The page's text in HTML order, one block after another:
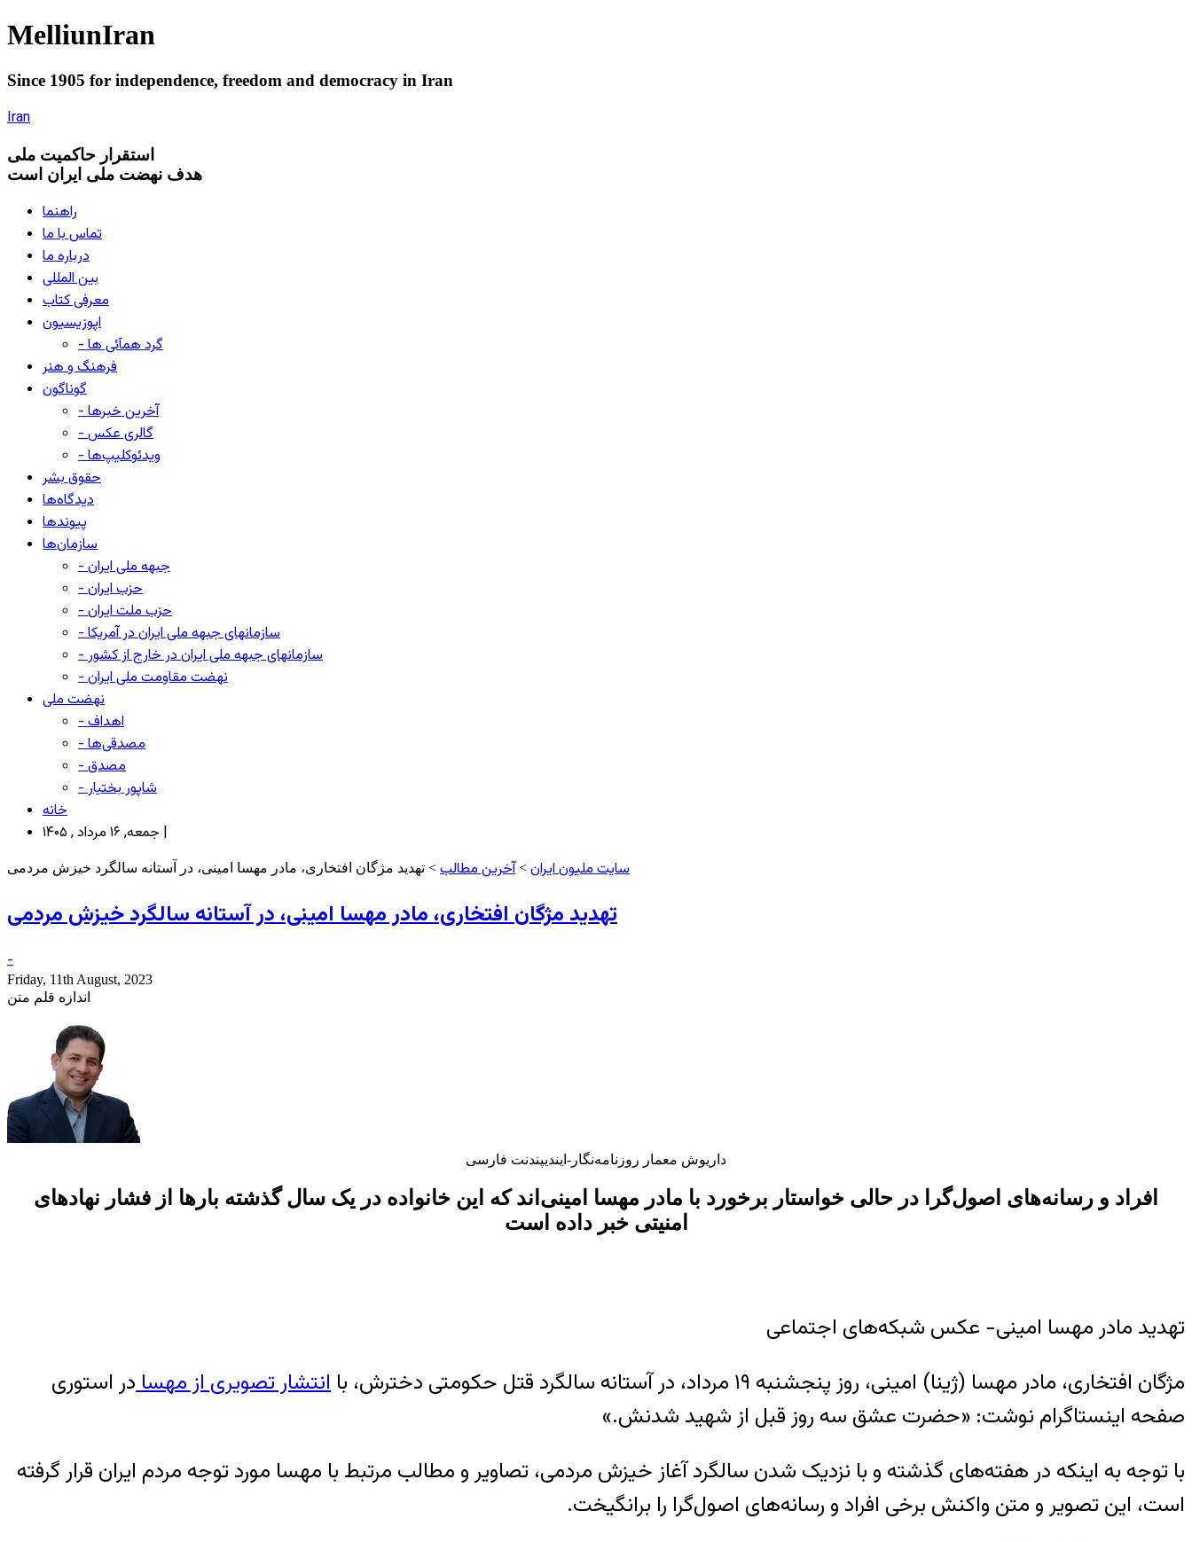
MelliunIran
Since 1905 for independence, freedom and democracy in Iran
Iran
استقرار حاکميت ملی
هدف نهضت ملی ایران است
راهنما
تماس با ما
درباره ما
بین المللی
معرفی کتاب
اپوزیسیون
- گرد همآئی ها
فرهنگ و هنر
گوناگون
- آخرین خبرها
- گالری عکس
- ویدئوکلیپ‌ها
حقوق بشر
دیدگاه‌ها
پیوندها
سازمان‌ها
- جبهه ملی ایران
- حزب ایران
- حزب ملت ایران
- سازمانهای جبهه ملی ایران در آمریکا
- سازمانهای جبهه ملی ایران در خارج از کشور
- نهضت مقاومت ملی ایران
نهضت ملی
- اهداف
- مصدقی‌ها
- مصدق
- شاپور بختیار
خانه
جمعه, ۱۶ مرداد , ۱۴۰۵ |
سایت ملیون ایران >آخرین مطالب > تهدید مژگان افتخاری، مادر مهسا امینی، در آستانه سالگرد خیزش مردمی
تهدید مژگان افتخاری، مادر مهسا امینی، در آستانه سالگرد خیزش مردمی
-
Friday, 11th August, 2023
اندازه قلم متن
داریوش معمار روزنامه‌نگار-ایندیپندنت ‌فارسی
افراد و رسانه‌های اصول‌گرا در حالی خواستار برخورد با مادر مهسا امینی‌اند که این خانواده در یک سال گذشته بارها از فشار ‏نهادهای
امنیتی خبر داده است
تهدید مادر مهسا امینی- عکس شبکه‌های اجتماعی
مژگان افتخاری، مادر مهسا (ژینا) امینی، روز پنجشنبه ۱۹ مرداد، در آستانه سالگرد قتل حکومتی دخترش، با
انتشار تصویری از مهسادر استوری
صفحه اینستاگرام نوشت: «حضرت عشق سه روز قبل از شهید شدنش.»
با توجه‌ به اینکه در هفته‌های گذشته و با نزدیک‌ شدن سالگرد آغاز خیزش مردمی، تصاویر و مطالب مرتبط با مهسا مورد توجه مردم ایران قرار گرفته
است، این تصویر و متن واکنش برخی افراد و رسانه‌های اصول‌گرا را برانگیخت.